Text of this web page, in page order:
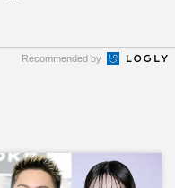
Recommended by